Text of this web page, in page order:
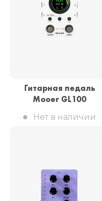
Гитарная педаль
Mooer GL100
Нет в наличии